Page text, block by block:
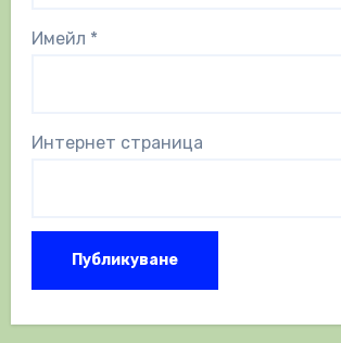
Имейл *
Интернет страница